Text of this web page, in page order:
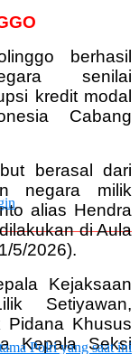
berhasil
senilai
kredit modal
Cabang
berasal dari
negara milik
alias Hendra
di Aula
5/2026).
Kejaksaan
Setiyawan,
Pidana Khusus
Kepala Seksi